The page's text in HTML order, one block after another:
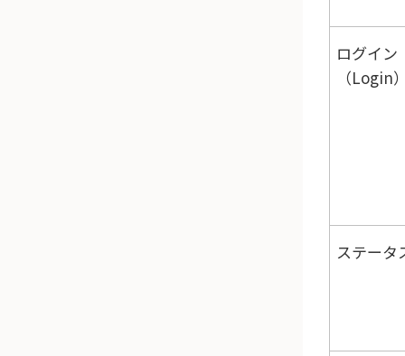
ログイン
（Login
ステータ